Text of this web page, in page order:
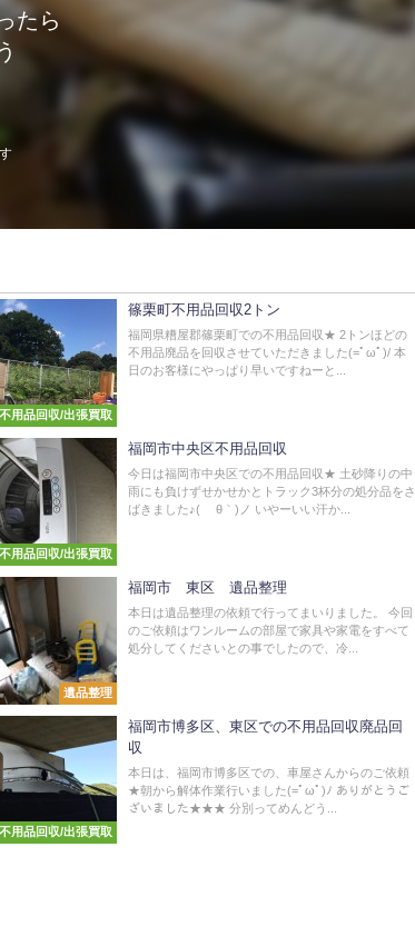
たら
不用品回収/出張買取
篠栗町不用品回収2トン
福岡県糟屋郡篠栗町での不用品回収★ 2トンほどの
不用品廃品を回収させていただきました(=ﾟωﾟ)/ 本
日のお客様にやっぱり早いですねーと...
不用品回収/出張買取
福岡市中央区不用品回収
今日は福岡市中央区での不用品回収★ 土砂降りの中
雨にも負けずせかせかとトラック3杯分の処分品をさ
ばきました♪( ´θ｀)ノ いやーいい汗か...
遺品整理
福岡市 東区 遺品整理
本日は遺品整理の依頼で行ってまいりました。 今回
のご依頼はワンルームの部屋で家具や家電をすべて
処分してくださいとの事でしたので、冷...
不用品回収/出張買取
福岡市博多区、東区での不用品回収廃品回
収
本日は、福岡市博多区での、車屋さんからのご依頼
★朝から解体作業行いました(=ﾟωﾟ)ﾉ ありがとうご
ざいました★★★ 分別ってめんどう...